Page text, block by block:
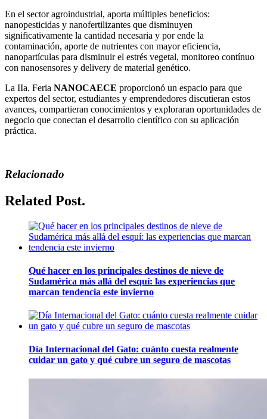
En el sector agroindustrial, aporta múltiples beneficios:
nanopesticidas y nanofertilizantes que disminuyen
significativamente la cantidad necesaria y por ende la
contaminación, aporte de nutrientes con mayor eficiencia,
nanopartículas para disminuir el estrés vegetal, monitoreo contínuo
con nanosensores y delivery de material genético.
La IIa. Feria NANOCAECE proporcionó un espacio para que
expertos del sector, estudiantes y emprendedores discutieran estos
avances, compartieran conocimientos y exploraran oportunidades de
negocio que conectan el desarrollo científico con su aplicación
práctica.
Relacionado
Related Post.
Qué hacer en los principales destinos de nieve de
Sudamérica más allá del esquí: las experiencias que
marcan tendencia este invierno
Día Internacional del Gato: cuánto cuesta realmente
cuidar un gato y qué cubre un seguro de mascotas